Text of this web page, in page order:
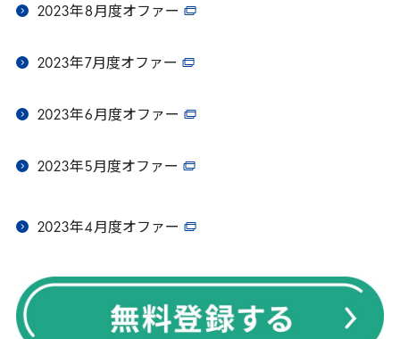
2023年8月度オファー
2023年7月度オファー
2023年6月度オファー
2023年5月度オファー
2023年4月度オファー